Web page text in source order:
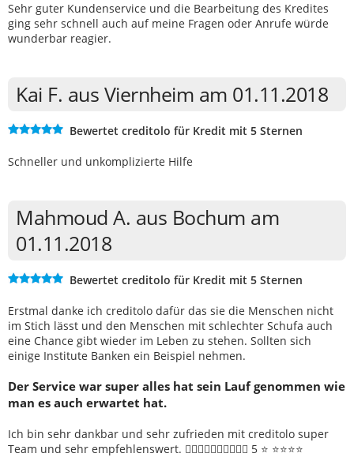
Sehr guter Kundenservice und die Bearbeitung des Kredites
ging sehr schnell auch auf meine Fragen oder Anrufe würde
wunderbar reagier.
Kai F. aus Viernheim am 01.11.2018
Bewertet creditolo für Kredit mit 5 Sternen
Schneller und unkomplizierte Hilfe
Mahmoud A. aus Bochum am
01.11.2018
Bewertet creditolo für Kredit mit 5 Sternen
Erstmal danke ich creditolo dafür das sie die Menschen nicht
im Stich lässt und den Menschen mit schlechter Schufa auch
eine Chance gibt wieder im Leben zu stehen. Sollten sich
einige Institute Banken ein Beispiel nehmen.
Der Service war super alles hat sein Lauf genommen wie
man es auch erwartet hat.
Ich bin sehr dankbar und sehr zufrieden mit creditolo super
Team und sehr empfehlenswert. 👍🏽👍🏽👍🏽👍🏽👍🏽 5 ⭐️ ⭐️⭐️⭐️⭐️